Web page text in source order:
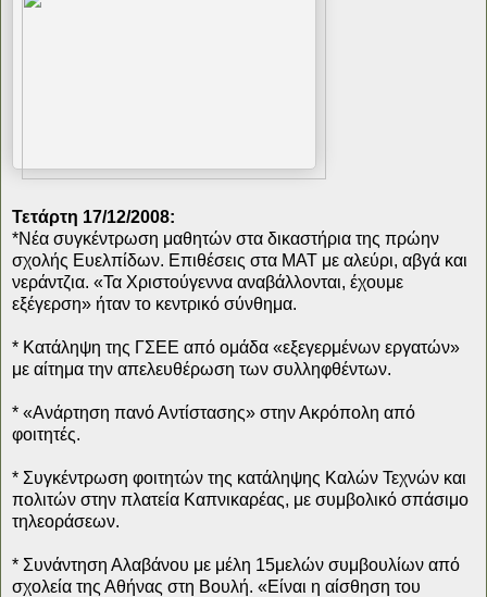
Τετάρτη 17/12/2008:
*Νέα συγκέντρωση μαθητών στα δικαστήρια της πρώην
σχολής Ευελπίδων. Επιθέσεις στα ΜΑΤ με αλεύρι, αβγά και
νεράντζια. «Τα Χριστούγεννα αναβάλλονται, έχουμε
εξέγερση» ήταν το κεντρικό σύνθημα.
* Κατάληψη της ΓΣΕΕ από ομάδα «εξεγερμένων εργατών»
με αίτημα την απελευθέρωση των συλληφθέντων.
* «Ανάρτηση πανό Αντίστασης» στην Ακρόπολη από
φοιτητές.
* Συγκέντρωση φοιτητών της κατάληψης Καλών Τεχνών και
πολιτών στην πλατεία Καπνικαρέας, με συμβολικό σπάσιμο
τηλεοράσεων.
* Συνάντηση Αλαβάνου με μέλη 15μελών συμβουλίων από
σχολεία της Αθήνας στη Βουλή. «Είναι η αίσθηση του